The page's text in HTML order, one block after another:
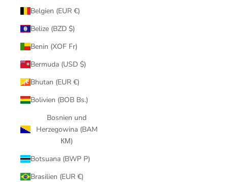
Belgien (EUR €)
Belize (BZD $)
Benin (XOF Fr)
Bermuda (USD $)
Bhutan (EUR €)
Bolivien (BOB Bs.)
Bosnien und
Herzegowina (BAM
КМ)
Botsuana (BWP P)
Brasilien (EUR €)